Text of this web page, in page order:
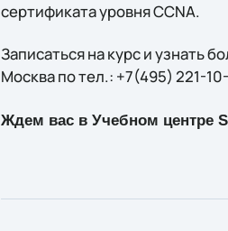
сертификата уровня CCNA.
Записаться на курс и узнать
Москва по тел.: +7(495) 221-
Ждем вас в Учебном центре